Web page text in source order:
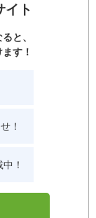
イト
と、
す！
！
！